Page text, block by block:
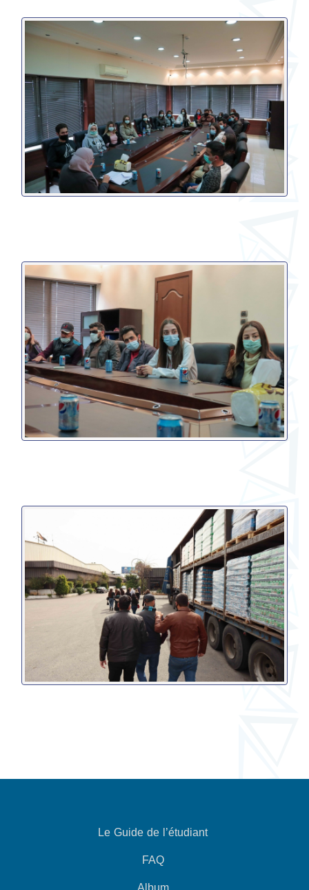
Le Guide de l’étudiant
FAQ